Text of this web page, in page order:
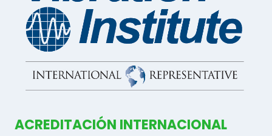
ACREDITACIÓN INTERNACIONAL